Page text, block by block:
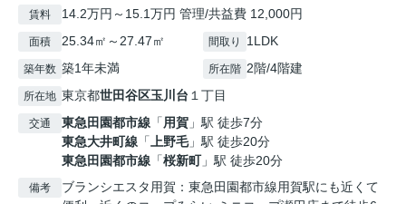
賃料 14.2万円～15.1万円 管理/共益費 12,000円
面積 25.34㎡～27.47㎡ 間取り 1LDK
築年数 築1年未満 所在階 2階/4階建
所在地 東京都世田谷区玉川台 １丁目
交通 東急田園都市線 「用賀 」駅 徒歩7分
東急大井町線 「 上野毛」駅 徒歩20分
東急田園都市線 「桜新町」駅 徒歩20分
備考
ブランシエスタ用賀：東急田園都市線用賀駅にも近くて